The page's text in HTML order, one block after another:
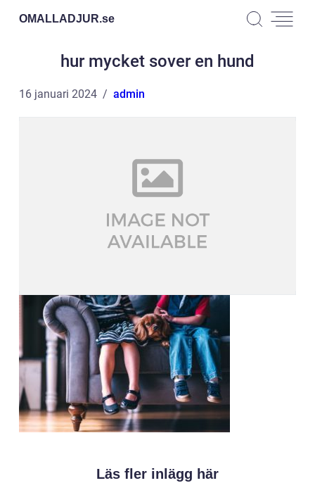
OMALLADJUR.se
hur mycket sover en hund
16 januari 2024 admin
Läs fler inlägg här